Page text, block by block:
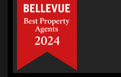
auf
werkenntdenBESTEN.de